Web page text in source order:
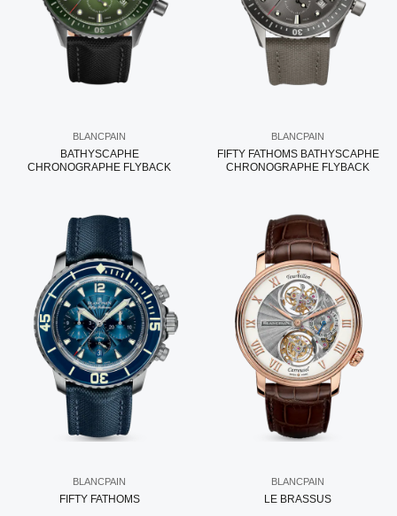
BLANCPAIN
BATHYSCAPHE
CHRONOGRAPHE FLYBACK
BLANCPAIN
FIFTY FATHOMS BATHYSCAPHE
CHRONOGRAPHE FLYBACK
BLANCPAIN
FIFTY FATHOMS
BLANCPAIN
LE BRASSUS